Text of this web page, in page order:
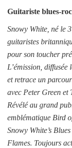
Guitariste blues-
Snowy White, né le
guitaristes
pour son toucher
L’émission,
et retrace un
avec Peter Green et
Révélé au grand
emblématique Bird
Snowy White’s
Flames. Toujours